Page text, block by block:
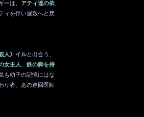
ーは、 アティ達の依
ィを伴い屋敷へと戻
観人》イルと出会う。
女主人
鉄の脚を持
も幼子の記憶にはな
り者、あの巡回医師